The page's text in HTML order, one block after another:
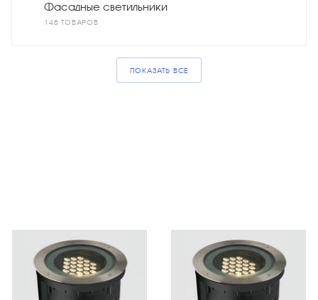
Фасадные светильники
148 ТОВАРОВ
ПОКАЗАТЬ ВСЕ